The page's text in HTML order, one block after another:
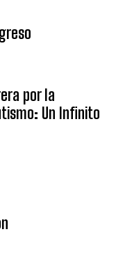
por la
Un Infinito